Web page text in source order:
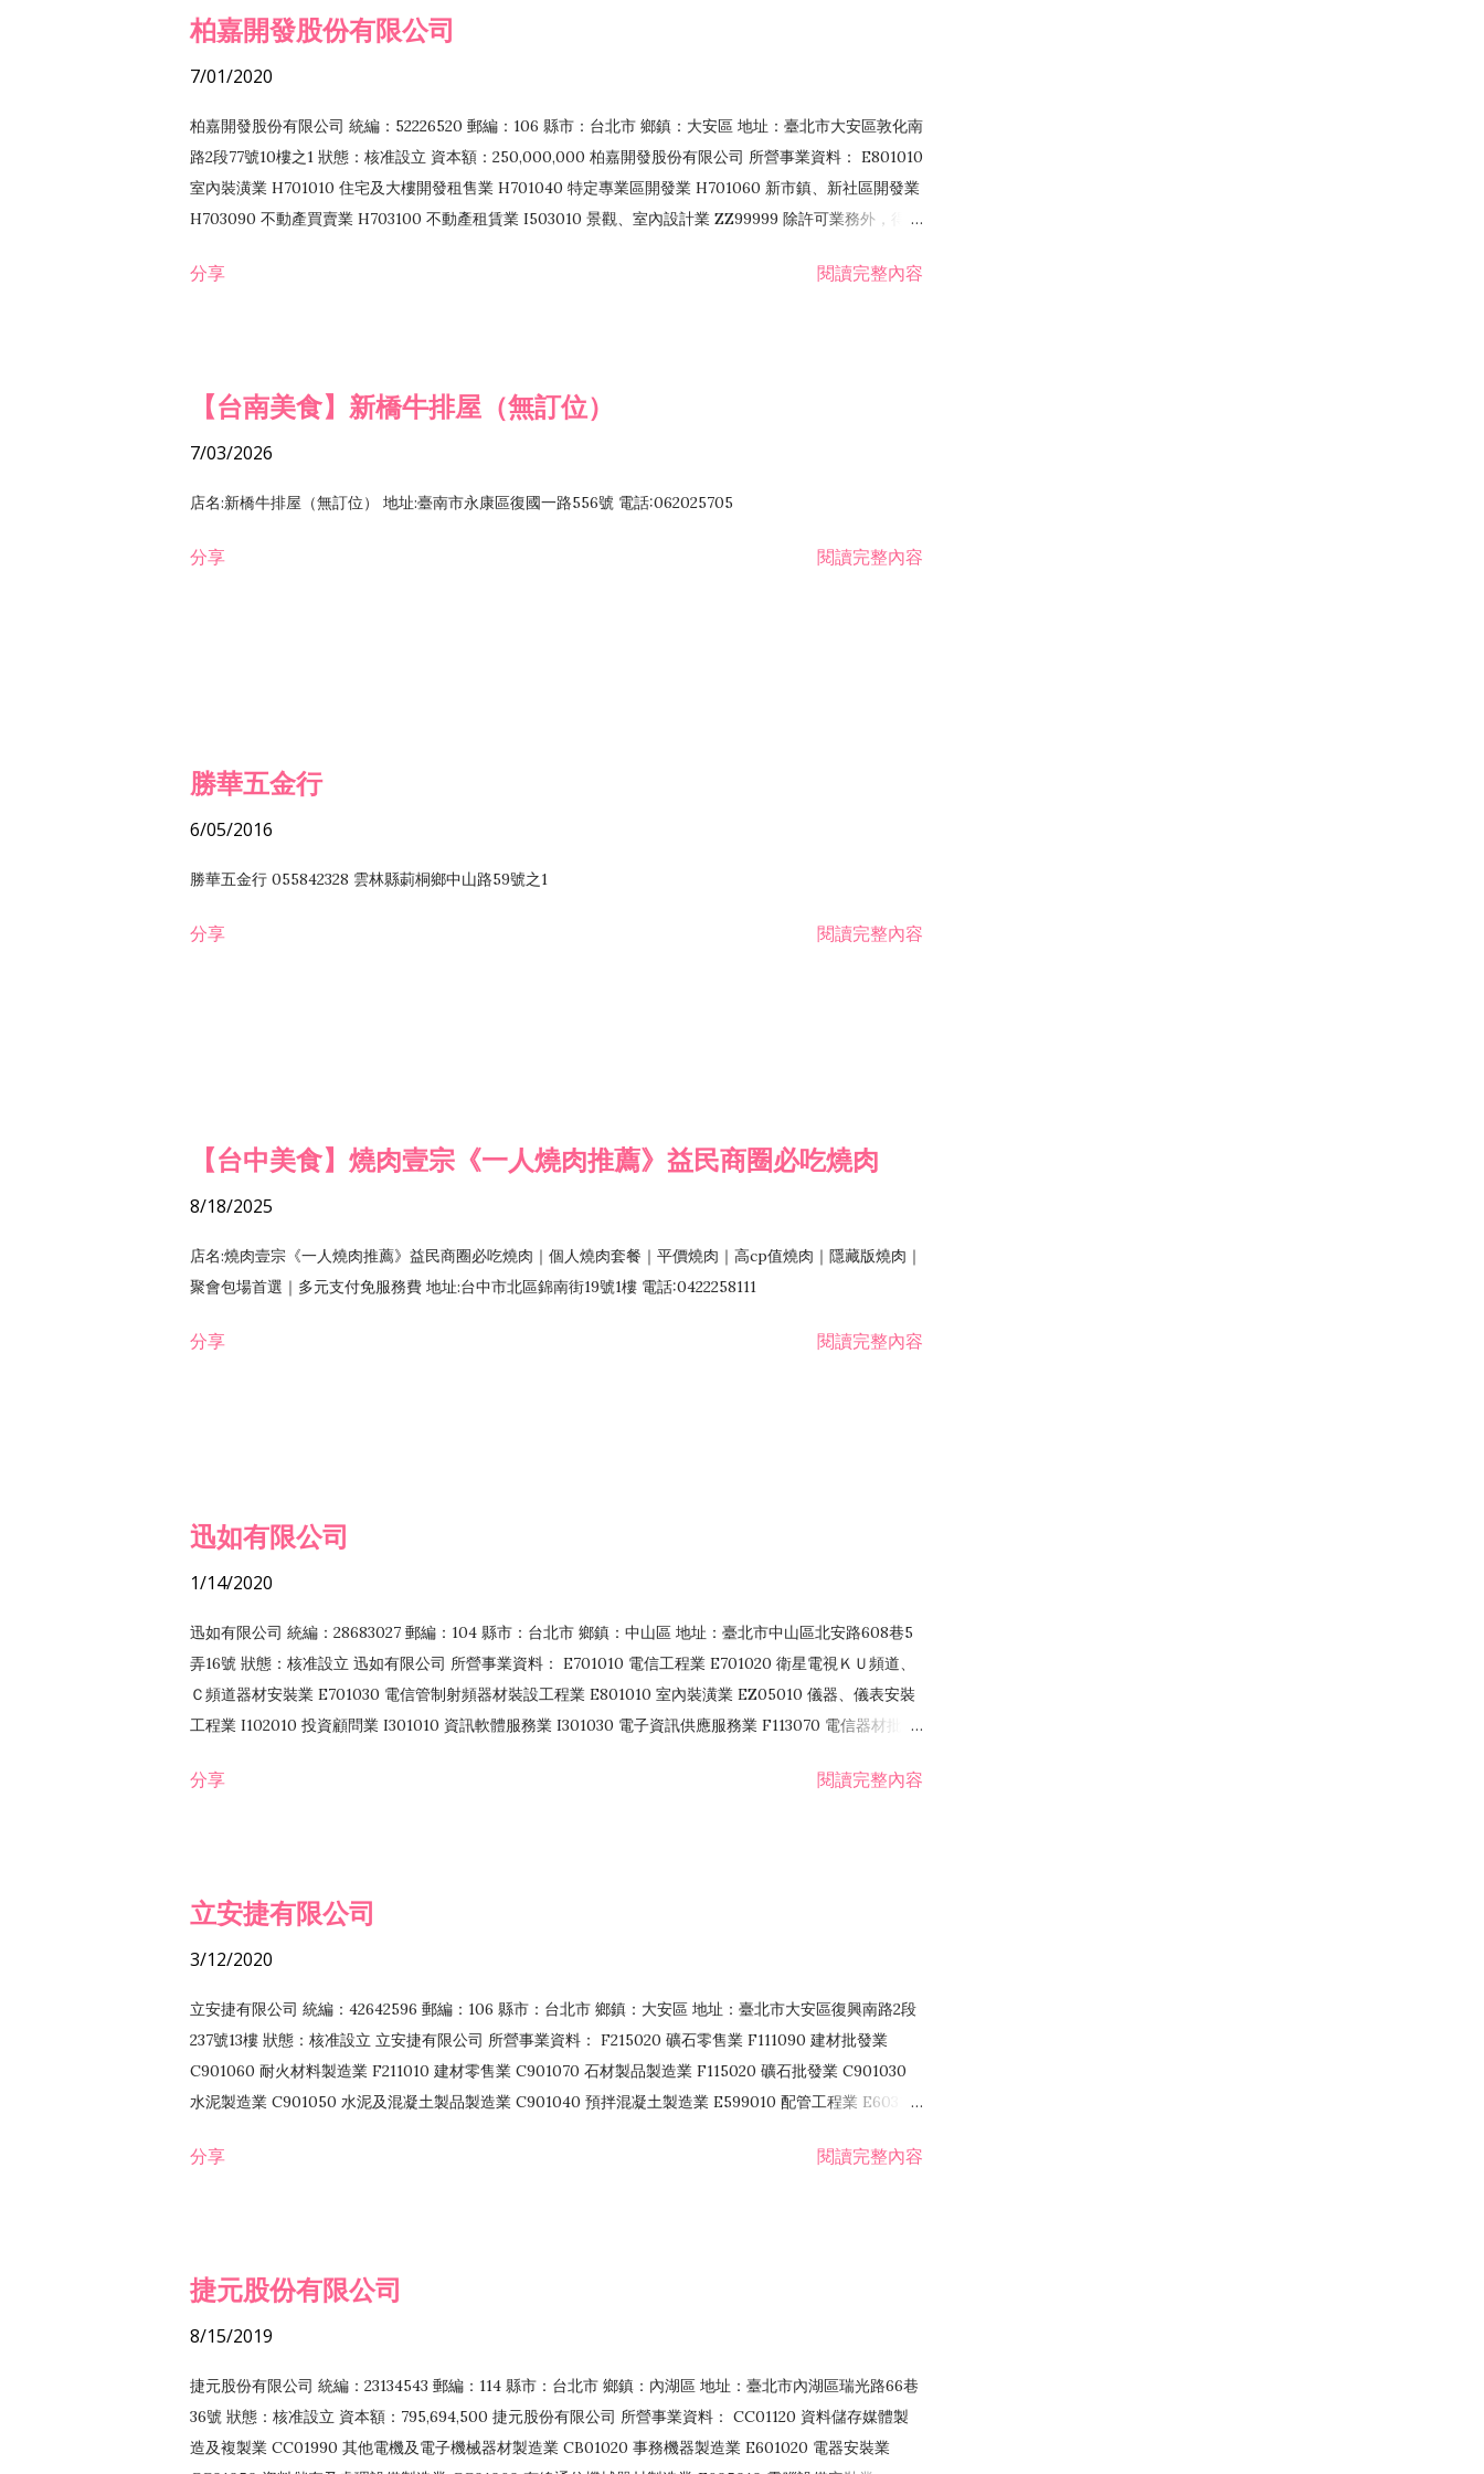
柏嘉開發股份有限公司
7/01/2020
柏嘉開發股份有限公司 統編：52226520 郵編：106 縣市：台北市 鄉鎮：大安區 地址：臺北市大安區敦化南
路2段77號10樓之1 狀態：核准設立 資本額：250,000,000 柏嘉開發股份有限公司 所營事業資料： E801010
室內裝潢業 H701010 住宅及大樓開發租售業 H701040 特定專業區開發業 H701060 新市鎮、新社區開發業
H703090 不動產買賣業 H703100 不動產租賃業 I503010 景觀、室內設計業 ZZ99999 除許可業務外，得經
分享 閱讀完整內容
【台南美食】新橋牛排屋（無訂位）
7/03/2026
店名:新橋牛排屋（無訂位） 地址:臺南市永康區復國一路556號 電話:062025705
分享 閱讀完整內容
勝華五金行
6/05/2016
勝華五金行 055842328 雲林縣莿桐鄉中山路59號之1
分享 閱讀完整內容
【台中美食】燒肉壹宗《一人燒肉推薦》益民商圈必吃燒肉
8/18/2025
店名:燒肉壹宗《一人燒肉推薦》益民商圈必吃燒肉｜個人燒肉套餐｜平價燒肉｜高cp值燒肉｜隱藏版燒肉｜
聚會包場首選｜多元支付免服務費 地址:台中市北區錦南街19號1樓 電話:0422258111
分享 閱讀完整內容
迅如有限公司
1/14/2020
迅如有限公司 統編：28683027 郵編：104 縣市：台北市 鄉鎮：中山區 地址：臺北市中山區北安路608巷5
弄16號 狀態：核准設立 迅如有限公司 所營事業資料： E701010 電信工程業 E701020 衛星電視ＫＵ頻道、
Ｃ頻道器材安裝業 E701030 電信管制射頻器材裝設工程業 E801010 室內裝潢業 EZ05010 儀器、儀表安裝
工程業 I102010 投資顧問業 I301010 資訊軟體服務業 I301030 電子資訊供應服務業 F113070 電信器材批發
務 F102030 菸酒批發業 F203020 菸酒零售業 F401171 酒類輸入業
分享 閱讀完整內容
立安捷有限公司
3/12/2020
立安捷有限公司 統編：42642596 郵編：106 縣市：台北市 鄉鎮：大安區 地址：臺北市大安區復興南路2段
237號13樓 狀態：核准設立 立安捷有限公司 所營事業資料： F215020 礦石零售業 F111090 建材批發業
C901060 耐火材料製造業 F211010 建材零售業 C901070 石材製品製造業 F115020 礦石批發業 C901030
水泥製造業 C901050 水泥及混凝土製品製造業 C901040 預拌混凝土製造業 E599010 配管工程業 E603110
EZ99990 其他工程業 F102170 食品什貨批發業 F106020 日常用品批發業 F108031 醫療器材批發業
分享 閱讀完整內容
捷元股份有限公司
8/15/2019
捷元股份有限公司 統編：23134543 郵編：114 縣市：台北市 鄉鎮：內湖區 地址：臺北市內湖區瑞光路66巷
36號 狀態：核准設立 資本額：795,694,500 捷元股份有限公司 所營事業資料： CC01120 資料儲存媒體製
造及複製業 CC01990 其他電機及電子機械器材製造業 CB01020 事務機器製造業 E601020 電器安裝業